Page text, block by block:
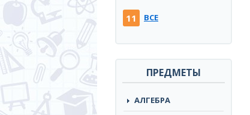
11 ВСЕ
ПРЕДМЕТЫ
АЛГЕБРА